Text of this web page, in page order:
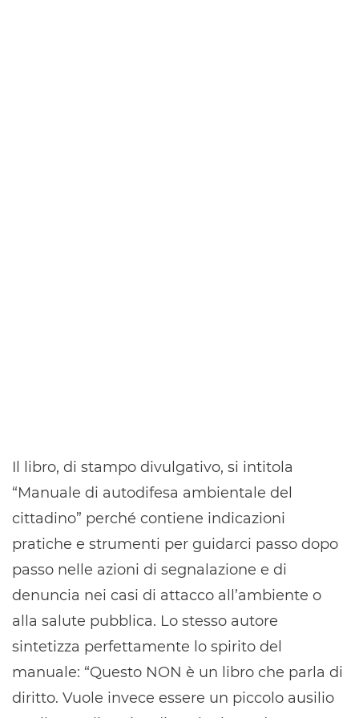
Il libro, di stampo divulgativo, si intitola
“Manuale di autodifesa ambientale del
cittadino” perché contiene indicazioni
pratiche e strumenti per guidarci passo dopo
passo nelle azioni di segnalazione e di
denuncia nei casi di attacco all’ambiente o
alla salute pubblica. Lo stesso autore
sintetizza perfettamente lo spirito del
manuale: “Questo NON è un libro che parla di
diritto. Vuole invece essere un piccolo ausilio